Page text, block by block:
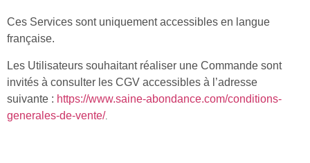
Ces Services sont uniquement accessibles en langue
française.
Les Utilisateurs souhaitant réaliser une Commande sont
invités à consulter les CGV accessibles à l’adresse
suivante : https://www.saine-abondance.com/conditions-
generales-de-vente/